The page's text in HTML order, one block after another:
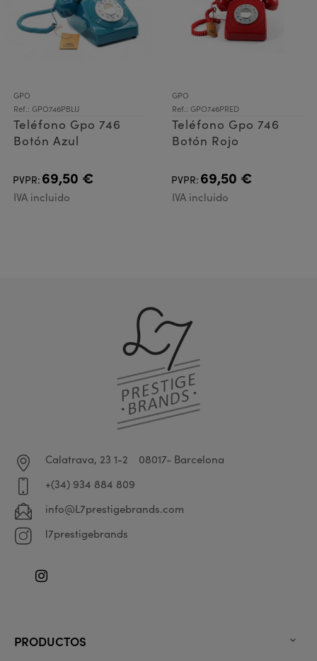
GPO
Ref.: GPO746PBLU
Teléfono Gpo 746
Botón Azul
PVPR: 69,50 €
IVA incluido
GPO
Ref.: GPO746PRED
Teléfono Gpo 746
Botón Rojo
PVPR: 69,50 €
IVA incluido
Calatrava, 23 1-2
08017- Barcelona
+(34) 934 884 809
info@L7prestigebrands.com
l7prestigebrands
Instagram
PRODUCTOS 